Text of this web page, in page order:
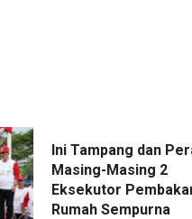
Ini Tampang dan
Masing-Masing 2
Eksekutor
Rumah Sempurna